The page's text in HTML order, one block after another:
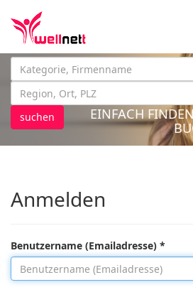
suchen
EINFACH
Anmelden
Benutzername (Emailadresse) *